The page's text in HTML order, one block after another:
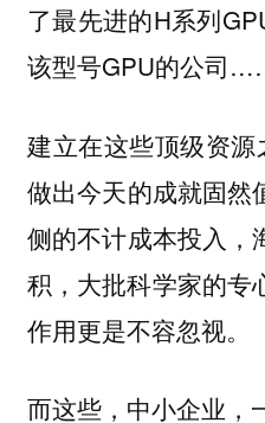
了最先进的H系列
该型号GPU的公司
建立在这些顶级资
做出今天的成就固然
侧的不计成本投入，
积，大批科学家的专
作用更是不容忽视。
而这些，中小企业，